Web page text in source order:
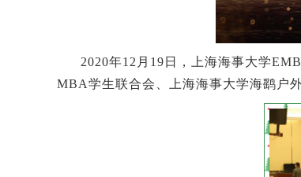
2020年12月19日，上海海事大学
MBA学生联合会、上海海事大学海鹞户